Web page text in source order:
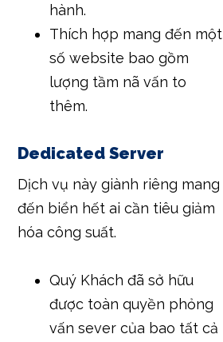
hành.
Thích hợp mang đến một
số website bao gồm
lượng tầm nã vấn to
thêm.
Dedicated Server
Dịch vụ này giành riêng mang
đến biển hết ai cần tiêu giảm
hóa công suất.
Quý Khách đã sở hữu
được toàn quyền phỏng
vấn sever của bao tất cả